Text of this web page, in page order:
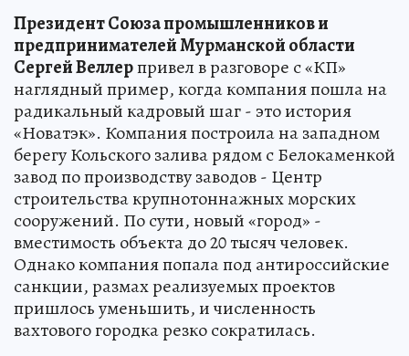
Президент Союза промышленников и
предпринимателей Мурманской области
Сергей Веллерпривел в разговоре с «КП»
наглядный пример, когда компания пошла на
радикальный кадровый шаг - это история
«Новатэк». Компания построила на западном
берегу Кольского залива рядом с Белокаменкой
завод по производству заводов - Центр
строительства крупнотоннажных морских
сооружений. По сути, новый «город» -
вместимость объекта до 20 тысяч человек.
Однако компания попала под антироссийские
санкции, размах реализуемых проектов
пришлось уменьшить, и численность
вахтового городка резко сократилась.